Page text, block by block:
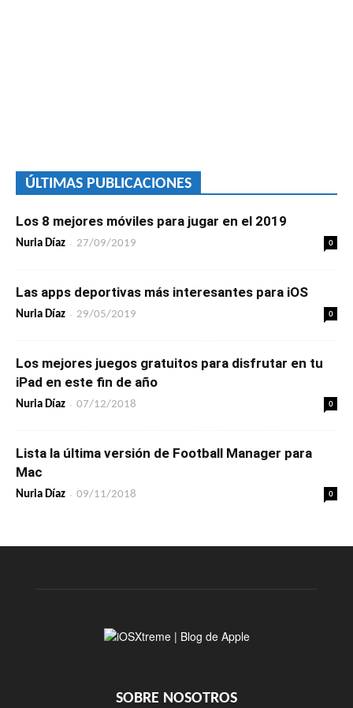
ÚLTIMAS PUBLICACIONES
Los 8 mejores móviles para jugar en el 2019
Nuria Díaz - 27/09/2019 0
Las apps deportivas más interesantes para iOS
Nuria Díaz - 29/05/2019 0
Los mejores juegos gratuitos para disfrutar en tu
iPad en este fin de año
Nuria Díaz - 07/12/2018 0
Lista la última versión de Football Manager para
Mac
Nuria Díaz - 09/11/2018 0
SOBRE NOSOTROS